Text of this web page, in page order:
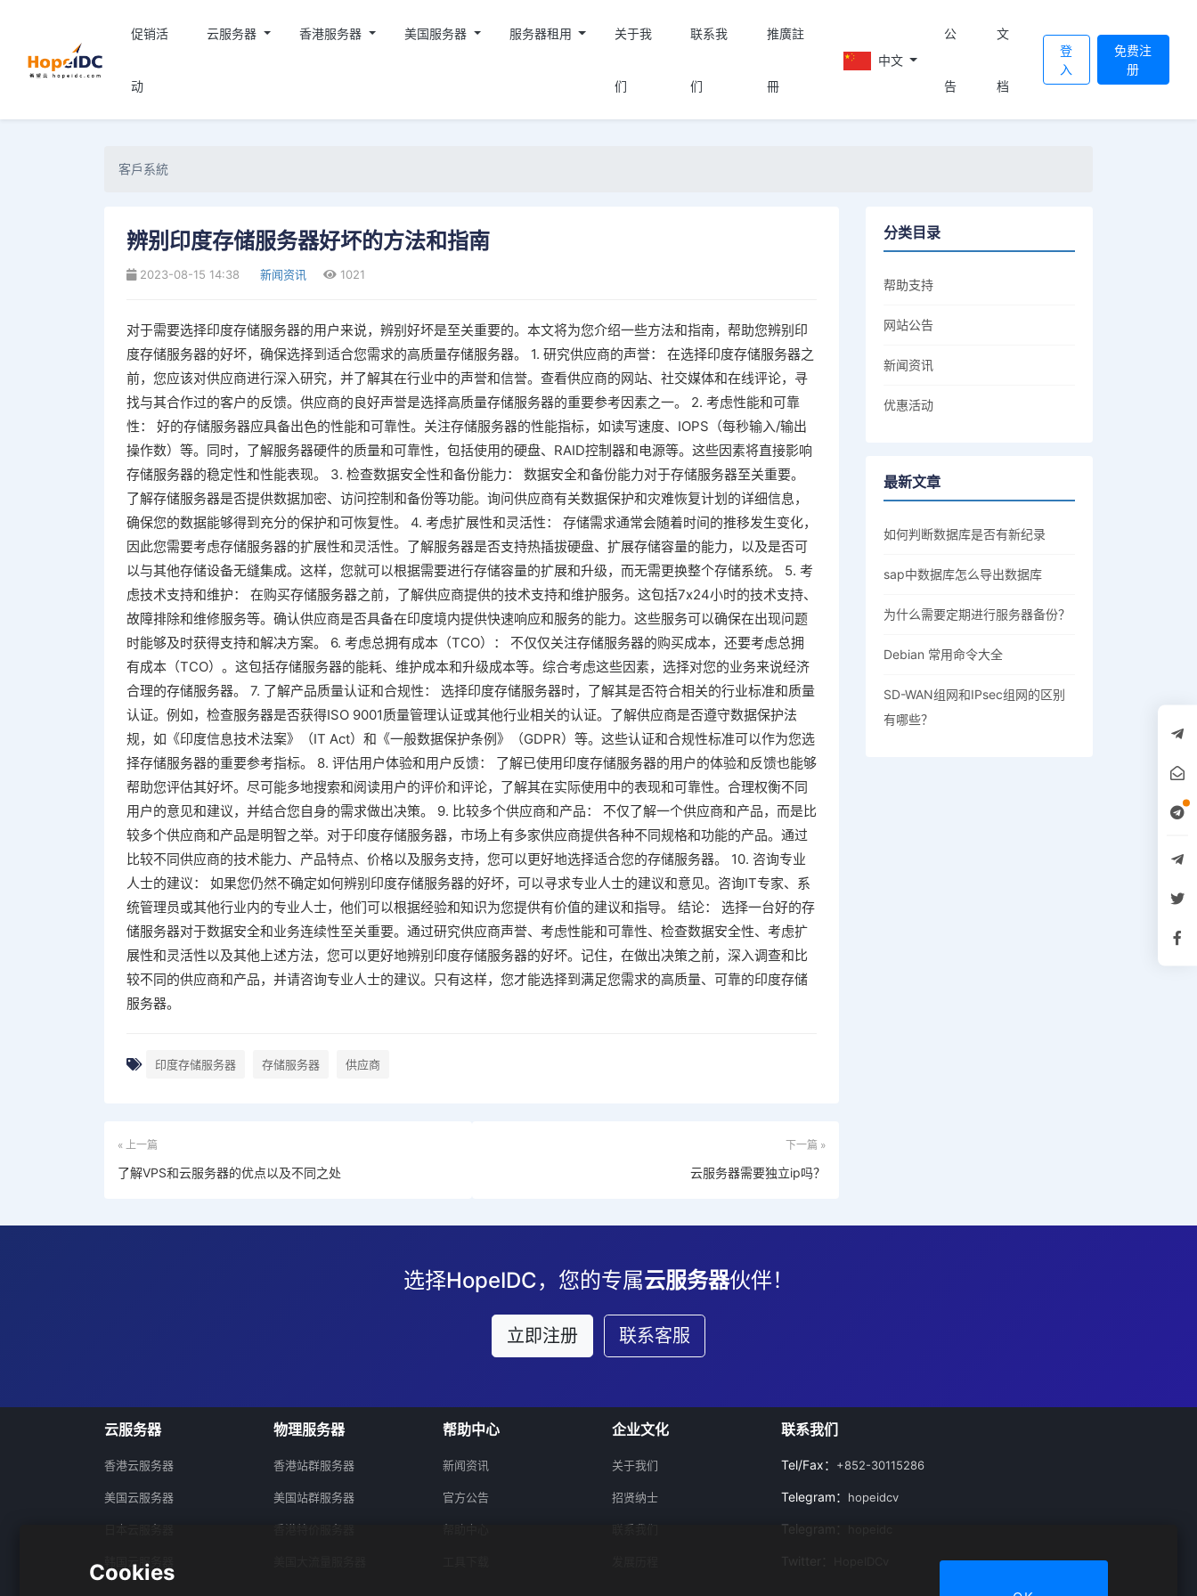
促销活
动
云服务器 香港服务器 美国服务器 服务器租用 关于我
们
联系我
们
推廣註
冊
中文
公
告
文
档
登
入
免费注
册
客戶系統
辨别印度存储服务器好坏的方法和指南
2023-08-15 14:38 新闻资讯 1021
对于需要选择印度存储服务器的用户来说，辨别好坏是至关重要的。本文将为您介绍一些方法和指南，帮助您辨别印
度存储服务器的好坏，确保选择到适合您需求的高质量存储服务器。 1. 研究供应商的声誉： 在选择印度存储服务器之
前，您应该对供应商进行深入研究，并了解其在行业中的声誉和信誉。查看供应商的网站、社交媒体和在线评论，寻
找与其合作过的客户的反馈。供应商的良好声誉是选择高质量存储服务器的重要参考因素之一。 2. 考虑性能和可靠
性： 好的存储服务器应具备出色的性能和可靠性。关注存储服务器的性能指标，如读写速度、IOPS（每秒输入/输出
操作数）等。同时，了解服务器硬件的质量和可靠性，包括使用的硬盘、RAID控制器和电源等。这些因素将直接影响
存储服务器的稳定性和性能表现。 3. 检查数据安全性和备份能力： 数据安全和备份能力对于存储服务器至关重要。
了解存储服务器是否提供数据加密、访问控制和备份等功能。询问供应商有关数据保护和灾难恢复计划的详细信息，
确保您的数据能够得到充分的保护和可恢复性。 4. 考虑扩展性和灵活性： 存储需求通常会随着时间的推移发生变化，
因此您需要考虑存储服务器的扩展性和灵活性。了解服务器是否支持热插拔硬盘、扩展存储容量的能力，以及是否可
以与其他存储设备无缝集成。这样，您就可以根据需要进行存储容量的扩展和升级，而无需更换整个存储系统。 5. 考
虑技术支持和维护： 在购买存储服务器之前，了解供应商提供的技术支持和维护服务。这包括7x24小时的技术支持、
故障排除和维修服务等。确认供应商是否具备在印度境内提供快速响应和服务的能力。这些服务可以确保在出现问题
时能够及时获得支持和解决方案。 6. 考虑总拥有成本（TCO）： 不仅仅关注存储服务器的购买成本，还要考虑总拥
有成本（TCO）。这包括存储服务器的能耗、维护成本和升级成本等。综合考虑这些因素，选择对您的业务来说经济
合理的存储服务器。 7. 了解产品质量认证和合规性： 选择印度存储服务器时，了解其是否符合相关的行业标准和质量
认证。例如，检查服务器是否获得ISO 9001质量管理认证或其他行业相关的认证。了解供应商是否遵守数据保护法
规，如《印度信息技术法案》（IT Act）和《一般数据保护条例》（GDPR）等。这些认证和合规性标准可以作为您选
择存储服务器的重要参考指标。 8. 评估用户体验和用户反馈： 了解已使用印度存储服务器的用户的体验和反馈也能够
帮助您评估其好坏。尽可能多地搜索和阅读用户的评价和评论，了解其在实际使用中的表现和可靠性。合理权衡不同
用户的意见和建议，并结合您自身的需求做出决策。 9. 比较多个供应商和产品： 不仅了解一个供应商和产品，而是比
较多个供应商和产品是明智之举。对于印度存储服务器，市场上有多家供应商提供各种不同规格和功能的产品。通过
比较不同供应商的技术能力、产品特点、价格以及服务支持，您可以更好地选择适合您的存储服务器。 10. 咨询专业
人士的建议： 如果您仍然不确定如何辨别印度存储服务器的好坏，可以寻求专业人士的建议和意见。咨询IT专家、系
统管理员或其他行业内的专业人士，他们可以根据经验和知识为您提供有价值的建议和指导。 结论： 选择一台好的存
储服务器对于数据安全和业务连续性至关重要。通过研究供应商声誉、考虑性能和可靠性、检查数据安全性、考虑扩
展性和灵活性以及其他上述方法，您可以更好地辨别印度存储服务器的好坏。记住，在做出决策之前，深入调查和比
较不同的供应商和产品，并请咨询专业人士的建议。只有这样，您才能选择到满足您需求的高质量、可靠的印度存储
服务器。
印度存储服务器 存储服务器 供应商
« 上一篇
了解VPS和云服务器的优点以及不同之处
下一篇 »
云服务器需要独立ip吗？
分类目录
帮助支持
网站公告
新闻资讯
优惠活动
最新文章
如何判断数据库是否有新纪录
sap中数据库怎么导出数据库
为什么需要定期进行服务器备份？
Debian 常用命令大全
SD-WAN组网和IPsec组网的区别
有哪些？
选择HopeIDC，您的专属云服务器伙伴！
立即注册 联系客服
云服务器
香港云服务器
美国云服务器
日本云服务器
韩国云服务器
物理服务器
香港站群服务器
美国站群服务器
香港特价服务器
帮助中心
新闻资讯
官方公告
帮助中心
企业文化
关于我们
招贤纳士
联系我们
联系我们
Tel/Fax： +852-30115286
Telegram： hopeidcv
Telegram：
Cookies